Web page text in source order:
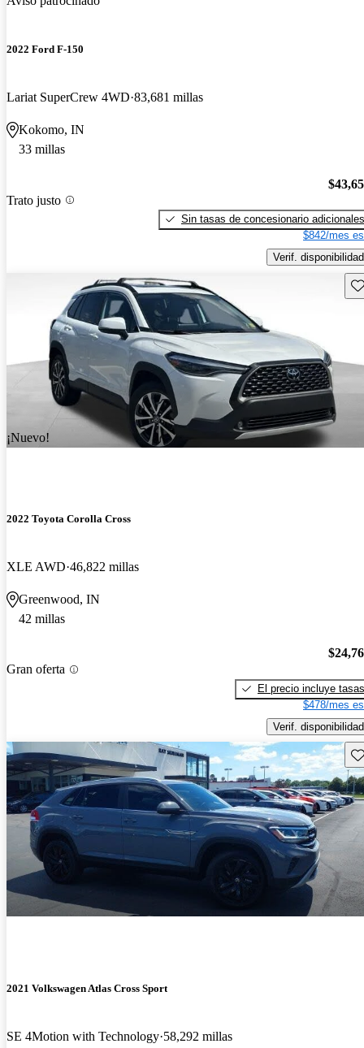
2022 Ford F-150
Lariat SuperCrew 4WD 83,681 millas
Kokomo, IN
33 millas
Trato justo
Sin tasas de concesionario adicionales
$842/mes
Verif. disponibilidad
¡Nuevo!
2022 Toyota Corolla Cross
XLE AWD 46,822 millas
Greenwood, IN
42 millas
Gran oferta
El precio incluye tasas
$478/mes
Verif. disponibilidad
2021 Volkswagen Atlas Cross Sport
SE 4Motion with Technology 58,292 millas